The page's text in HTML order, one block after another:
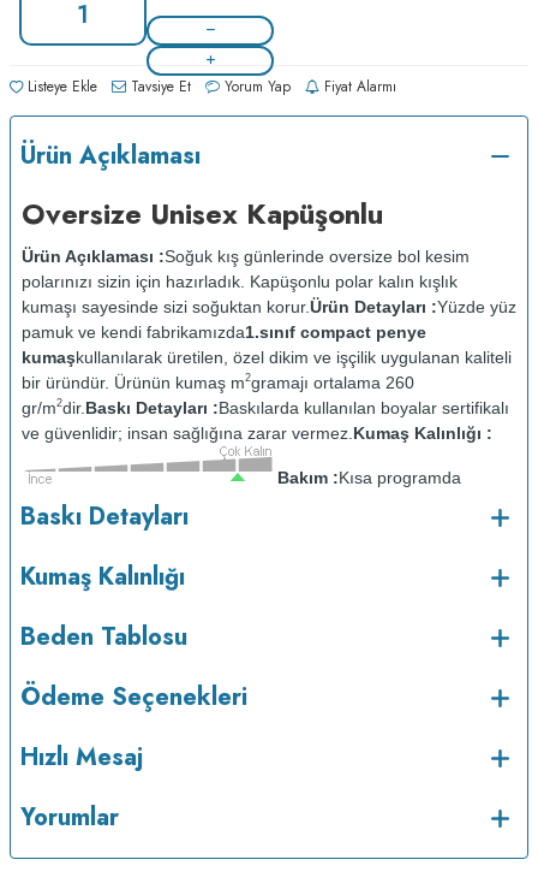
Listeye Ekle Tavsiye Et Yorum Yap Fiyat Alarmı
Ürün Açıklaması
Oversize Unisex Kapüşonlu
Ürün Açıklaması :Soğuk kış günlerinde oversize bol kesim
polarınızı sizin için hazırladık. Kapüşonlu polar kalın kışlık
kumaşı sayesinde sizi soğuktan korur.Ürün Detayları :Yüzde yüz
pamuk ve kendi fabrikamızda1.sınıf compact penye
kumaşkullanılarak üretilen, özel dikim ve işçilik uygulanan kaliteli
bir üründür. Ürünün kumaş m2gramajı ortalama 260
gr/m2dir. Baskı Detayları :Baskılarda kullanılan boyalar sertifikalı
ve güvenlidir; insan sağlığına zarar vermez. Kumaş Kalınlığı :
Bakım :Kısa programda
maksimum 30
C sıcaklıkta ve tersten yıkanır.
yapılmaz.Kurutma makinesinde kurutulmaz.
Orta ısıda ve tersten
v223.21
Baskı Detayları
Kumaş Kalınlığı
Beden Tablosu
Ödeme Seçenekleri
Hızlı Mesaj
Yorumlar